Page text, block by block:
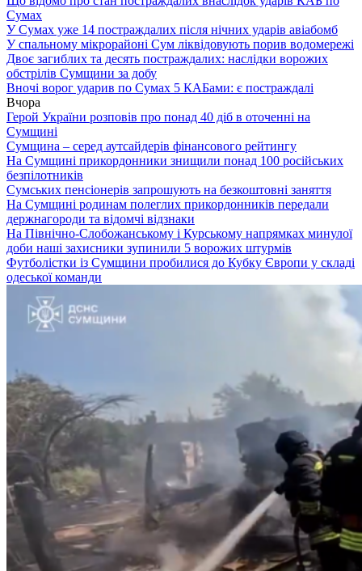
Сумах
У Сумах уже 14 постраждалих після нічних ударів авіабомб
У спальному мікрорайоні Сум ліквідовують порив водомережі
Двоє загиблих та десять постраждалих: наслідки ворожих
обстрілів Сумщини за добу
Вночі ворог ударив по Сумах 5 КАБами: є постраждалі
Вчора
Герой України розповів про понад 40 діб в оточенні на
Сумщині
Сумщина – серед аутсайдерів фінансового рейтингу
На Сумщині прикордонники знищили понад 100 російських
безпілотників
Сумських пенсіонерів запрошують на безкоштовні заняття
На Сумщині родинам полеглих прикордонників передали
держнагороди та відомчі відзнаки
На Північно-Слобожанському і Курському напрямках минулої
доби наші захисники зупинили 5 ворожих штурмів
Футболістки із Сумщини пробилися до Кубку Європи у складі
одеської команди